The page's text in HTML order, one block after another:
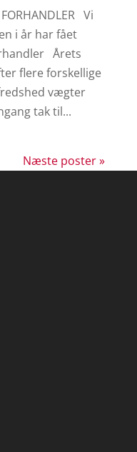
FORHANDLER Vi
i år har fået
Årets
flere forskellige
vægter
tak til...
Næste poster »